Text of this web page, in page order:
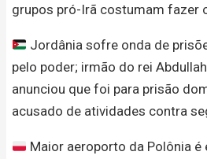
grupos pró-Irã costumam fazer
Jordânia sofre onda de
pelo poder; irmão do rei
anunciou que foi para prisão
acusado de atividades contra
Maior aeroporto da Polônia é